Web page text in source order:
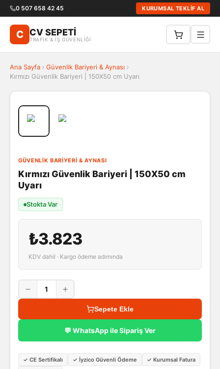
0 507 658 42 45 KURUMSAL TEKLİF AL
C CV SEPETİ
TRAFİK & İŞ GÜVENLİĞİ
Ana Sayfa
Güvenlik Bariyeri & Aynası
Kırmızı Güvenlik Bariyeri | 150X50 cm Uyarı
GÜVENLIK BARIYERI & AYNASI
Kırmızı Güvenlik Bariyeri | 150X50 cm
Uyarı
Stokta Var
₺3.823
KDV dahil · Kargo ödeme adımında
1
Sepete Ekle
💬 WhatsApp ile Sipariş Ver
✓ CE Sertifikalı ✓ İyzico Güvenli Ödeme ✓ Kurumsal Fatura